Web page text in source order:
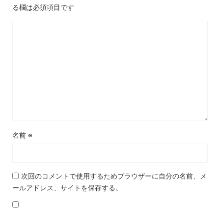
る欄は必須項目です
名前 ※
次回のコメントで使用するためブラウザーに自分の名前、メ
ールアドレス、サイトを保存する。